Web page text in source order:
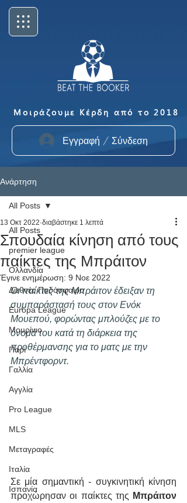
Μοιράζουμε Κέρδη από το 2018
Εγγραφή / Σύνδεση
Ανάρτηση
All Posts
premier league
Ολλανδία
Διεθνές Ποδόσφαιρο
Europa League
Μουρίνιο
Παρί
Γαλλία
Αγγλία
Pro League
MLS
Μεταγραφές
Ιταλία
Ισπανία
All Posts
Σπουδαία κίνηση από τους
παίκτες της Μπράιτον
13 Οκτ 2022 διαβάστηκε 1 λεπτά
Έγινε ενημέρωση: 9 Νοε 2022
Οι παίκτες της Μπράιτον έδειξαν τη
συμπαράστασή τους στον Ενόκ
Μουεπού, φορώντας μπλούζες με το
όνομά του κατά τη διάρκεια της
προθέρμανσης για το ματς με την
Μπρέντφορντ.
Σε μία σημαντική - συγκινητική κίνηση
προχώρησαν οι παίκτες της